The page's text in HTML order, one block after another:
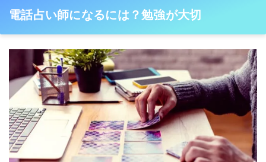
電話占い師になるには？勉強が大切